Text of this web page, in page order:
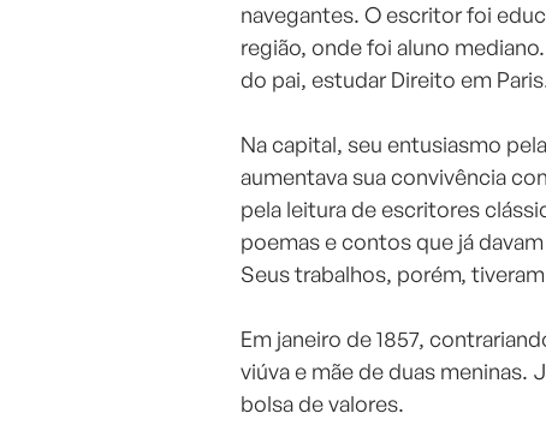
navegantes. O escritor foi
região, onde foi aluno
do pai, estudar Direito em
Na capital, seu entusiasmo
aumentava sua convivência
pela leitura de escritores
poemas e contos que já
Seus trabalhos, porém,
Em janeiro de 1857,
viúva e mãe de duas meninas.
bolsa de valores.